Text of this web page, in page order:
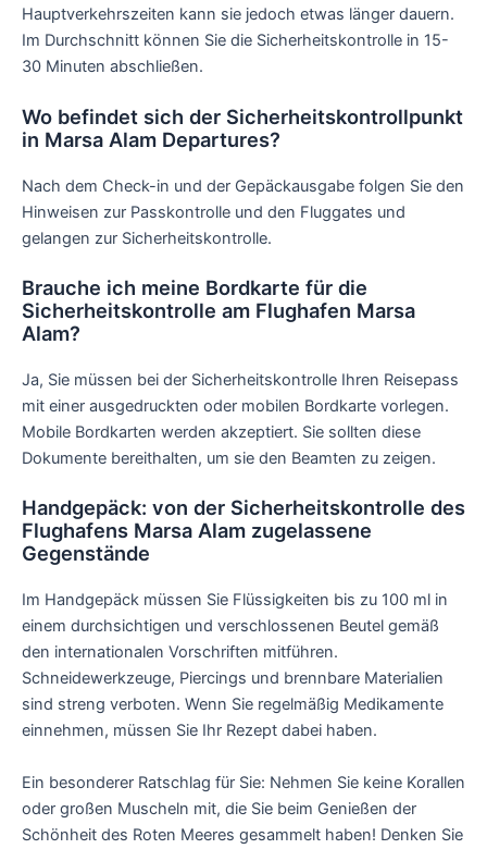
Hauptverkehrszeiten kann sie jedoch etwas länger dauern.
Im Durchschnitt können Sie die Sicherheitskontrolle in 15-
30 Minuten abschließen.
Wo befindet sich der Sicherheitskontrollpunkt
in Marsa Alam Departures?
Nach dem Check-in und der Gepäckausgabe folgen Sie den
Hinweisen zur Passkontrolle und den Fluggates und
gelangen zur Sicherheitskontrolle.
Brauche ich meine Bordkarte für die
Sicherheitskontrolle am Flughafen Marsa
Alam?
Ja, Sie müssen bei der Sicherheitskontrolle Ihren Reisepass
mit einer ausgedruckten oder mobilen Bordkarte vorlegen.
Mobile Bordkarten werden akzeptiert. Sie sollten diese
Dokumente bereithalten, um sie den Beamten zu zeigen.
Handgepäck: von der Sicherheitskontrolle des
Flughafens Marsa Alam zugelassene
Gegenstände
Im Handgepäck müssen Sie Flüssigkeiten bis zu 100 ml in
einem durchsichtigen und verschlossenen Beutel gemäß
den internationalen Vorschriften mitführen.
Schneidewerkzeuge, Piercings und brennbare Materialien
sind streng verboten. Wenn Sie regelmäßig Medikamente
einnehmen, müssen Sie Ihr Rezept dabei haben.
Ein besonderer Ratschlag für Sie: Nehmen Sie keine Korallen
oder großen Muscheln mit, die Sie beim Genießen der
Schönheit des Roten Meeres gesammelt haben! Denken Sie